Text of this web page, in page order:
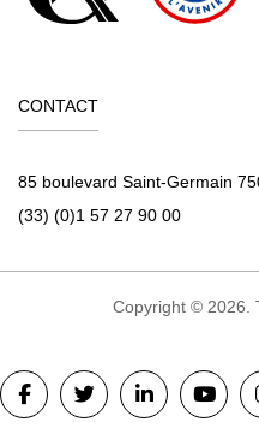
CONTACT
85 boulevard Saint-Germain
(33) (0)1 57 27 90 00
Copyright © 2026.